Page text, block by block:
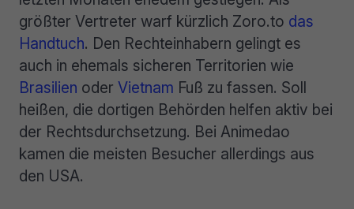
größter Vertreter warf kürzlich Zoro.to das
Handtuch. Den Rechteinhabern gelingt es
auch in ehemals sicheren Territorien wie
Brasilien oder Vietnam Fuß zu fassen. Soll
heißen, die dortigen Behörden helfen aktiv bei
der Rechtsdurchsetzung. Bei Animedao
kamen die meisten Besucher allerdings aus
den USA.